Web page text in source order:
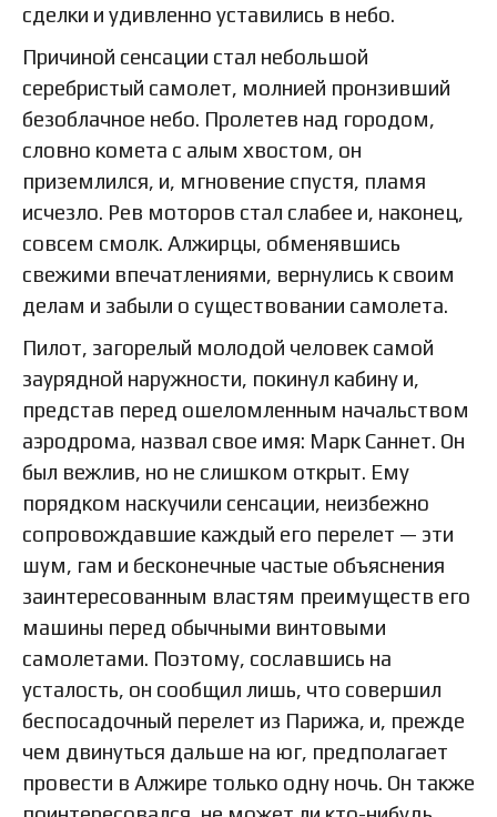
сделки и удивленно уставились в небо.
Причиной сенсации стал небольшой
серебристый самолет, молнией пронзивший
безоблачное небо. Пролетев над городом,
словно комета с алым хвостом, он
приземлился, и, мгновение спустя, пламя
исчезло. Рев моторов стал слабее и, наконец,
совсем смолк. Алжирцы, обменявшись
свежими впечатлениями, вернулись к своим
делам и забыли о существовании самолета.
Пилот, загорелый молодой человек самой
заурядной наружности, покинул кабину и,
представ перед ошеломленным начальством
аэродрома, назвал свое имя: Марк Саннет. Он
был вежлив, но не слишком открыт. Ему
порядком наскучили сенсации, неизбежно
сопровождавшие каждый его перелет — эти
шум, гам и бесконечные частые объяснения
заинтересованным властям преимуществ его
машины перед обычными винтовыми
самолетами. Поэтому, сославшись на
усталость, он сообщил лишь, что совершил
беспосадочный перелет из Парижа, и, прежде
чем двинуться дальше на юг, предполагает
провести в Алжире только одну ночь. Он также